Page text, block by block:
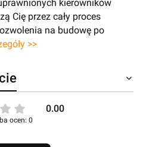
kierowników
Cię przez cały proces
na budowę po
>>
0.00
ocen: 0